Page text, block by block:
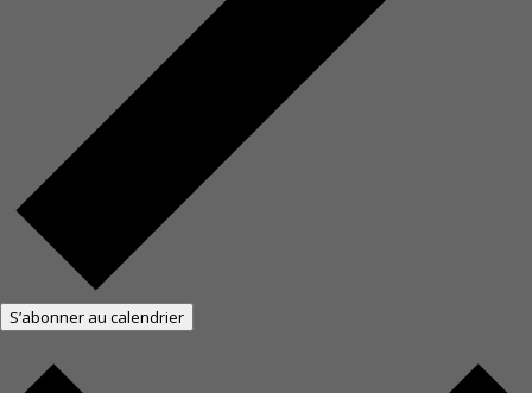
S’abonner au calendrier